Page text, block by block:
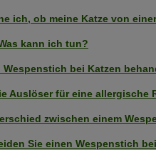
ich, ob meine Katze von
kann ich tun?
bei Katzen
Auslöser für eine allergische
zwischen einem
Sie einen Wespenstich